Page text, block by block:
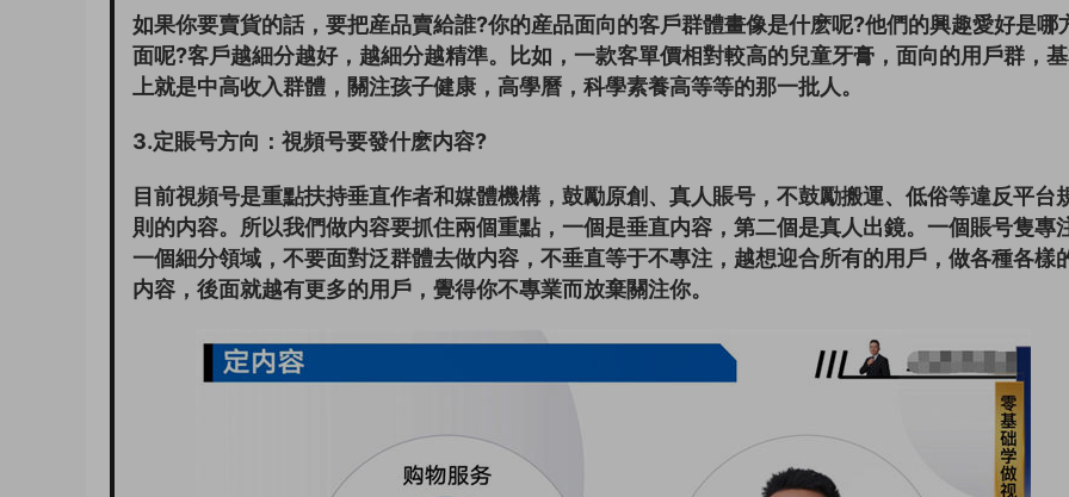
如果你要賣貨的話，要把産品賣給誰?你的産品面向的客戶群體畫像是什麽呢?他們的興趣愛好是哪
面呢?客戶越細分越好，越細分越精準。比如，一款客單價相對較高的兒童牙膏，面向的用戶群，
上就是中高收入群體，關注孩子健康，高學曆，科學素養高等等的那一批人。
3.定賬号方向：視頻号要發什麽内容?
目前視頻号是重點扶持垂直作者和媒體機構，鼓勵原創、真人賬号，不鼓勵搬運、低俗等違反平台
則的内容。所以我們做内容要抓住兩個重點，一個是垂直内容，第二個是真人出鏡。一個賬号隻專
一個細分領域，不要面對泛群體去做内容，不垂直等于不專注，越想迎合所有的用戶，做各種各樣
内容，後面就越有更多的用戶，覺得你不專業而放棄關注你。